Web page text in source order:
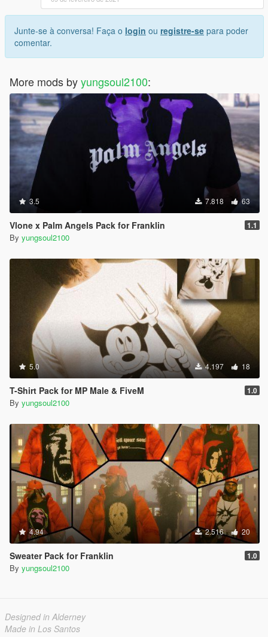
Junte-se à conversa! Faça o login ou registre-se para poder
comentar.
More mods byyungsoul2100:
3.5 7.818 63
Vlone x Palm Angels Pack for Franklin 1.1
By yungsoul2100
5.0 4.197 18
T-Shirt Pack for MP Male & FiveM 1.0
By yungsoul2100
4.94 2.516 20
Sweater Pack for Franklin 1.0
By yungsoul2100
Designed in Alderney
Made in Los Santos